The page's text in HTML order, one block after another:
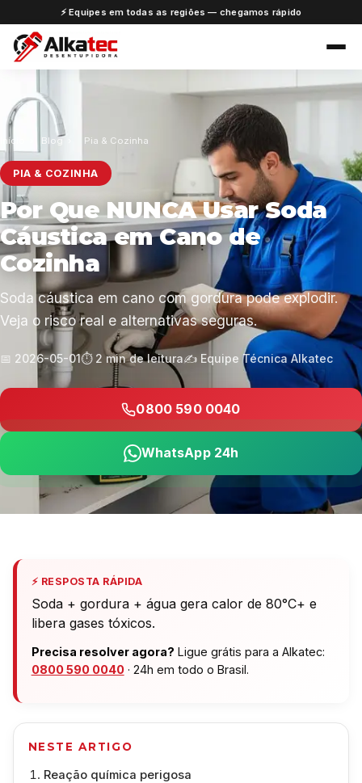
⚡ Equipes em todas as regiões — chegamos rápido
Início Blog Pia & Cozinha
PIA & COZINHA
Por Que NUNCA Usar Soda
Cáustica em Cano de
Cozinha
Soda cáustica em cano com gordura pode explodir.
Veja o risco real e alternativas seguras.
📅 2026-05-01⏱️ 2 min de leitura✍️ Equipe Técnica Alkatec
0800 590 0040
WhatsApp 24h
⚡ RESPOSTA RÁPIDA
Soda + gordura + água gera calor de 80°C+ e
libera gases tóxicos.
Precisa resolver agora? Ligue grátis para a Alkatec:
0800 590 0040· 24h em todo o Brasil.
NESTE ARTIGO
Reação química perigosa